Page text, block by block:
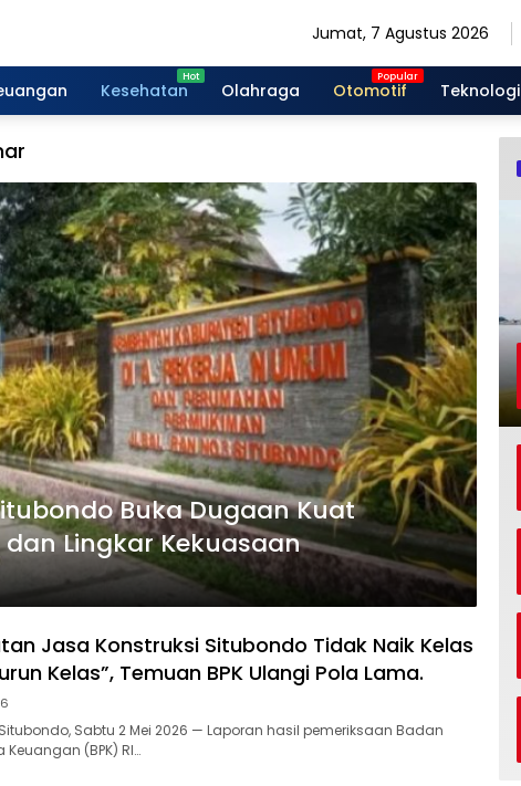
Jumat, 7 Agustus 2026
Kesehatan Olahraga Otomotif Teknologi
Buka Dugaan Kuat
Lingkar Kekuasaan
Jasa Konstruksi Situbondo Tidak Naik Kelas
Kelas”, Temuan BPK Ulangi Pola Lama.
Sabtu 2 Mei 2026 — Laporan hasil pemeriksaan Badan
Keuangan (BPK) RI…